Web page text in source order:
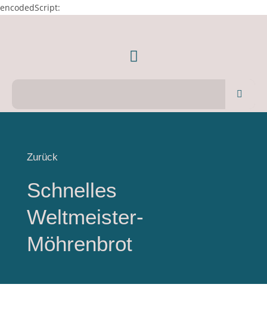
encodedScript:
Zurück
Schnelles
Weltmeister-
Möhrenbrot